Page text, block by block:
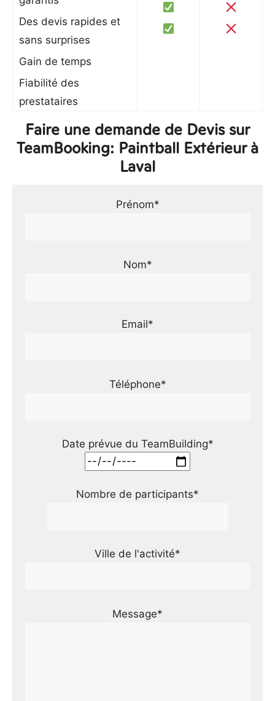
Des devis rapides et
sans surprises
Gain de temps
Fiabilité des
prestataires
Faire une demande de Devis sur
TeamBooking: Paintball Extérieur à
Laval
Prénom*
Nom*
Email*
Téléphone*
Date prévue du TeamBuilding*
Nombre de participants*
Ville de l'activité*
Message*